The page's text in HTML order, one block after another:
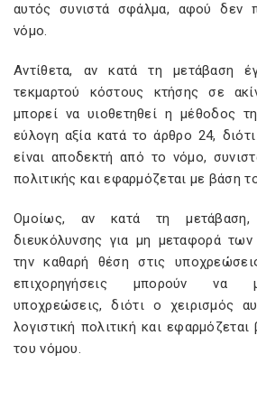
αυτός συνιστά σφάλμα, αφού δεν
νόμο.
Αντίθετα, αν κατά τη μετάβαση
τεκμαρτού κόστους κτήσης σε
μπορεί να υιοθετηθεί η μέθοδος
εύλογη αξία κατά το άρθρο 24,
είναι αποδεκτή από το νόμο,
πολιτικής και εφαρμόζεται με βάση
Ομοίως, αν κατά τη
διευκόλυνσης για μη μεταφορά
την καθαρή θέση στις
επιχορηγήσεις μπορούν να
υποχρεώσεις, διότι ο χειρισμός
λογιστική πολιτική και
του νόμου.